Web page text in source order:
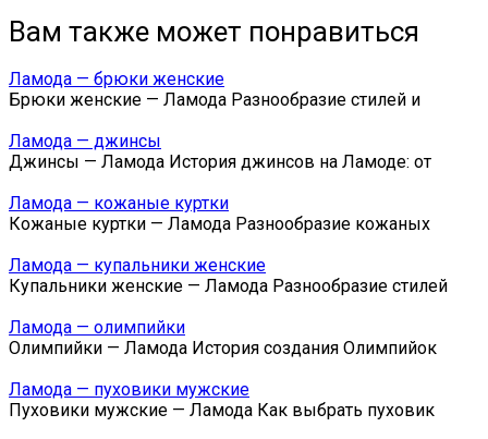
Вам также может понравиться
Ламода — брюки женские
Брюки женские — Ламода Разнообразие стилей и
Ламода — джинсы
Джинсы — Ламода История джинсов на Ламоде: от
Ламода — кожаные куртки
Кожаные куртки — Ламода Разнообразие кожаных
Ламода — купальники женские
Купальники женские — Ламода Разнообразие стилей
Ламода — олимпийки
Олимпийки — Ламода История создания Олимпийок
Ламода — пуховики мужские
Пуховики мужские — Ламода Как выбрать пуховик